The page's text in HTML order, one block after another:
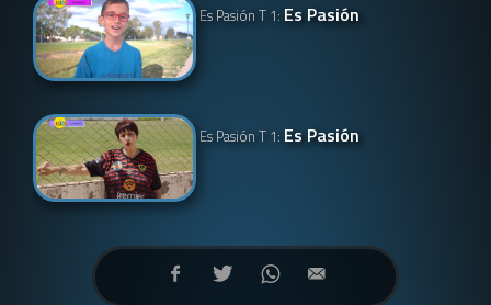
Es Pasión T 1: Es Pasión
Es Pasión T 1: Es Pasión